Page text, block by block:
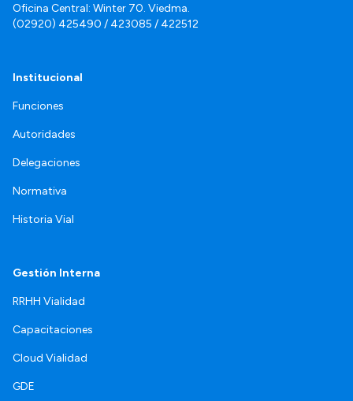
Oficina Central: Winter 70. Viedma.
(02920) 425490 / 423085 / 422512
Institucional
Funciones
Autoridades
Delegaciones
Normativa
Historia Vial
Gestión Interna
RRHH Vialidad
Capacitaciones
Cloud Vialidad
GDE